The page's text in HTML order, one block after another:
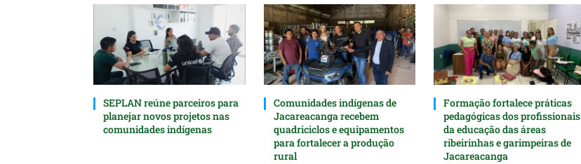
SEPLAN reúne parceiros para
planejar novos projetos nas
comunidades indígenas
Comunidades indígenas de
Jacareacanga recebem
quadriciclos e equipamentos
para fortalecer a produção
rural
Formação fortalece práticas
pedagógicas dos profissionais
da educação das áreas
ribeirinhas e garimpeiras de
Jacareacanga